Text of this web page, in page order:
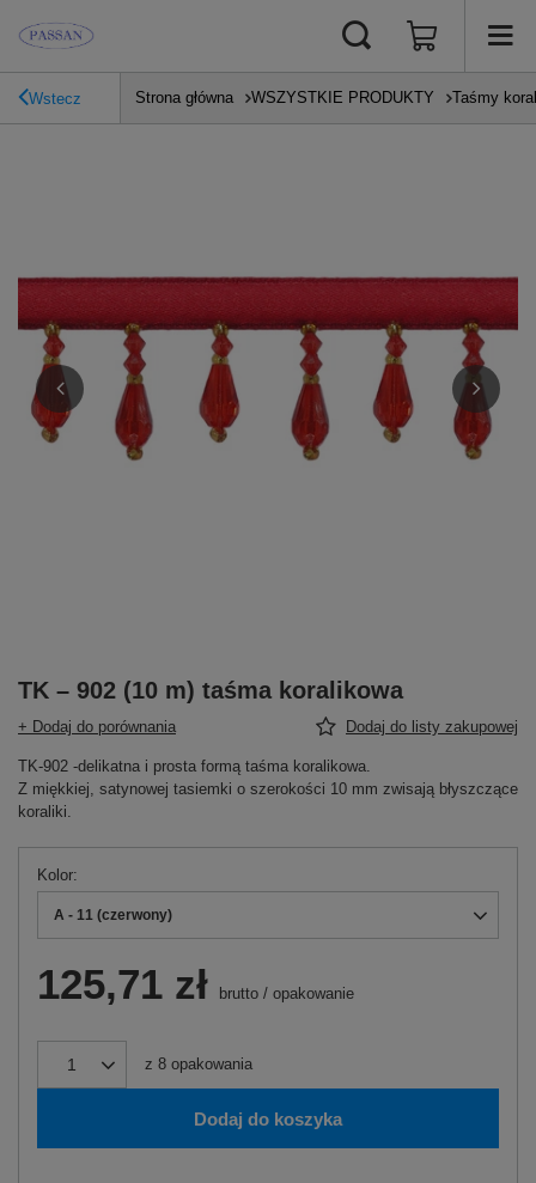
Wstecz Strona główna WSZYSTKIE PRODUKTY Taśmy
TK – 902 (10 m) taśma koralikowa
+ Dodaj do porównania Dodaj do listy zakupowej
TK-902 -delikatna i prosta formą taśma koralikowa.
Z miękkiej, satynowej tasiemki o szerokości 10 mm zwisają błyszczące
koraliki.
Kolor
A - 11 (czerwony)
125,71 zł brutto / opakowanie
z 8 opakowania
Dodaj do koszyka